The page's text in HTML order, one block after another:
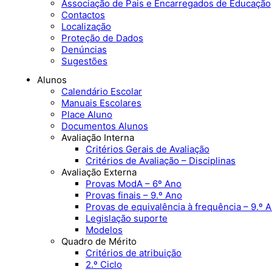
Associação de Pais e Encarregados de Educação
Contactos
Localização
Proteção de Dados
Denúncias
Sugestões
Alunos
Calendário Escolar
Manuais Escolares
Place Aluno
Documentos Alunos
Avaliação Interna
Critérios Gerais de Avaliação
Critérios de Avaliação – Disciplinas
Avaliação Externa
Provas ModA – 6º Ano
Provas finais – 9.º Ano
Provas de equivalência à frequência – 9.º
Legislação suporte
Modelos
Quadro de Mérito
Critérios de atribuição
2.º Ciclo